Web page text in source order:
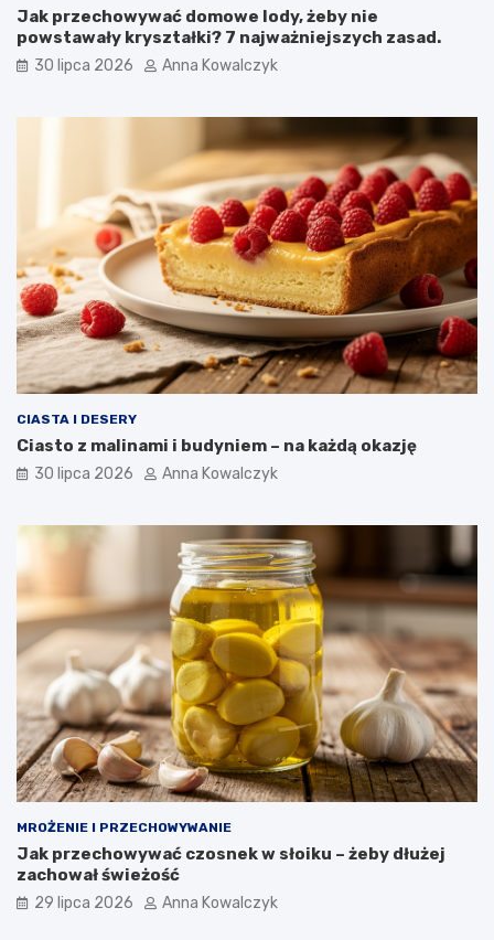
Jak przechowywać domowe lody, żeby nie
powstawały kryształki? 7 najważniejszych zasad.
30 lipca 2026 Anna Kowalczyk
CIASTA I DESERY
Ciasto z malinami i budyniem – na każdą okazję
30 lipca 2026 Anna Kowalczyk
MROŻENIE I PRZECHOWYWANIE
Jak przechowywać czosnek w słoiku – żeby dłużej
zachował świeżość
29 lipca 2026 Anna Kowalczyk